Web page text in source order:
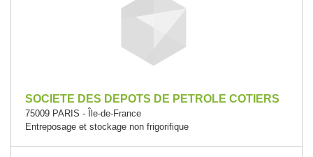
SOCIETE DES DEPOTS DE PETROLE COTIERS
75009 PARIS - Île-de-France
Entreposage et stockage non frigorifique